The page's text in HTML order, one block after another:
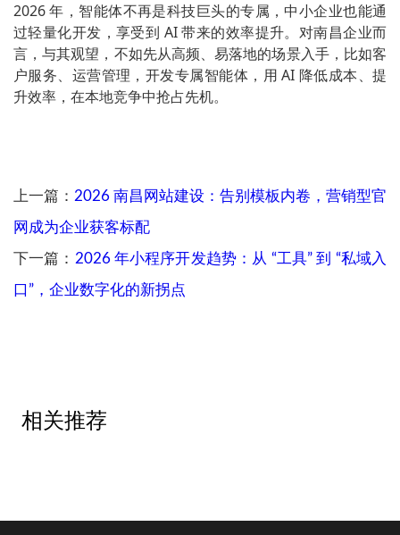
2026 年，智能体不再是科技巨头的专属，中小企业也能通
过轻量化开发，享受到 AI 带来的效率提升。对南昌企业而
言，与其观望，不如先从高频、易落地的场景入手，比如客
户服务、运营管理，开发专属智能体，用 AI 降低成本、提
升效率，在本地竞争中抢占先机。
上一篇： 2026 南昌网站建设：告别模板内卷，营销型官
网成为企业获客标配
下一篇： 2026 年小程序开发趋势：从 “工具” 到 “私域入
口”，企业数字化的新拐点
相关推荐